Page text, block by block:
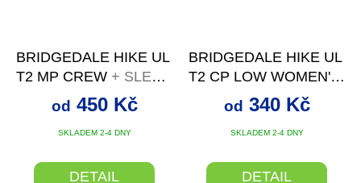
BRIDGEDALE HIKE UL
T2 MP CREW + SLEVA
SE SLEVOVÝM
KÓDEM
SKLADEM 2-4 DNY
od 450 Kč
DETAIL
BRIDGEDALE HIKE UL
T2 CP LOW WOMEN'S
+ SLEVA SE
SLEVOVÝM KÓDEM
SKLADEM 2-4 DNY
od 340 Kč
DETAIL